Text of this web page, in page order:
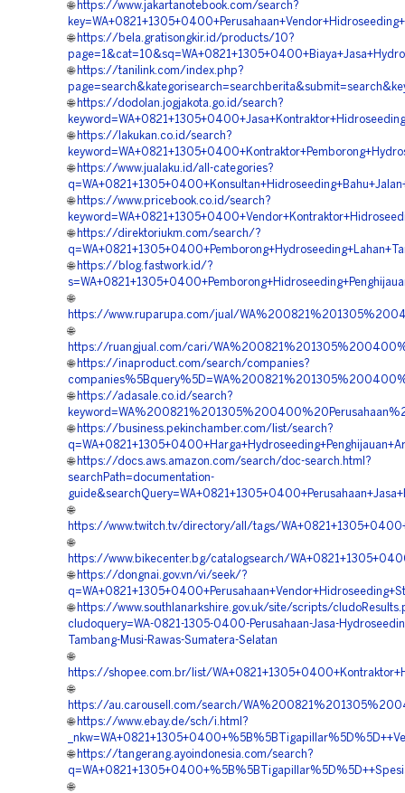
🌐 https://www.jakartanotebook.com/search?
🌐 https://bela.gratisongkir.id/products/10?
🌐 https://tanilink.com/index.php?
🌐 https://dodolan.jogjakota.go.id/search?
🌐 https://lakukan.co.id/search?
🌐 https://www.jualaku.id/all-categories?
🌐 https://www.pricebook.co.id/search?
🌐 https://direktoriukm.com/search/?
🌐 https://blog.fastwork.id/?
🌐
https://www.ruparupa.com/jual/
🌐
https://ruangjual.com/cari/
🌐 https://inaproduct.com/search/companies?
🌐 https://adasale.co.id/search?
🌐 https://business.pekinchamber.com/list/search?
🌐 https://docs.aws.amazon.com/search/doc-search.html?
searchPath=documentation-
🌐
https://www.twitch.tv/directory/all/tags/
🌐
https://www.bikecenter.bg/catalogsearch/
🌐 https://dongnai.gov.vn/vi/seek/?
🌐 https://www.southlanarkshire.gov.uk/site/scripts/
cludoquery=WA-0821-1305-0400-Perusahaan-Jasa-
Tambang-Musi-Rawas-Sumatera-Selatan
🌐
https://shopee.com.br/list/
🌐
https://au.carousell.com/search/
🌐 https://www.ebay.de/sch/i.html?
🌐 https://tangerang.ayoindonesia.com/search?
🌐